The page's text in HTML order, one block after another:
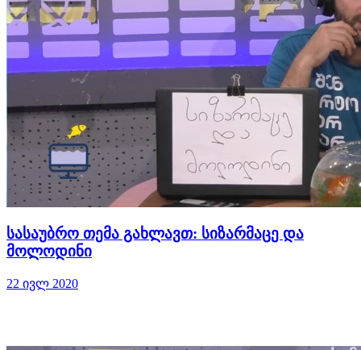
სასაუბრო თემა გახლავთ: სიზარმაცე და
მოლოდინი
22 ივლ 2020